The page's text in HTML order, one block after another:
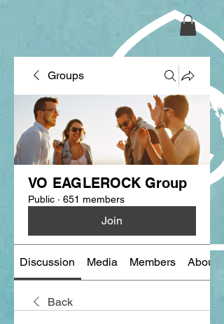
Groups
VO EAGLEROCK Group
Public · 651 members
Join
Discussion Media Members About
Back